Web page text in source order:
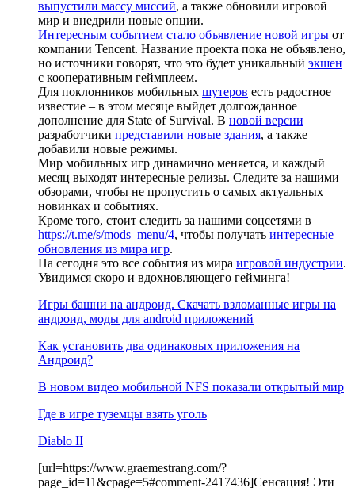
выпустили массу миссий, а также обновили игровой
мир и внедрили новые опции.
Интересным событием стало объявление новой игры от
компании Tencent. Название проекта пока не объявлено,
но источники говорят, что это будет уникальный экшен
с кооперативным геймплеем.
Для поклонников мобильных шутеров есть радостное
известие – в этом месяце выйдет долгожданное
дополнение для State of Survival. В новой версии
разработчики представили новые здания, а также
добавили новые режимы.
Мир мобильных игр динамично меняется, и каждый
месяц выходят интересные релизы. Следите за нашими
обзорами, чтобы не пропустить о самых актуальных
новинках и событиях.
Кроме того, стоит следить за нашими соцсетями в
https://t.me/s/mods_menu/4, чтобы получать интересные
обновления из мира игр.
На сегодня это все события из мира игровой индустрии.
Увидимся скоро и вдохновляющего гейминга!
Игры башни на андроид. Скачать взломанные игры на
андроид, моды для android приложений
Как установить два одинаковых приложения на
Андроид?
В новом видео мобильной NFS показали открытый мир
Где в игре туземцы взять уголь
Diablo II
[url=https://www.graemestrang.com/?
page_id=11&cpage=5#comment-2417436]Сенсация! Эти